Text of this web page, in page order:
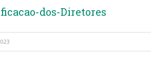
dos-Diretores